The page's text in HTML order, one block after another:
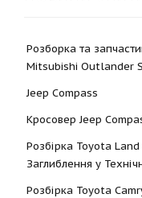
Розборка та
Mitsubishi Outlander
Jeep Compass
Кросовер Jeep
Розбірка Toyota
Заглиблення у
Розбірка Toyota